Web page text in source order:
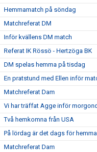
Hemmamatch på söndag
Matchreferat DM
Inför kvällens DM match
Referat IK Rössö - Hertzöga BK
DM spelas hemma på tisdag
En pratstund med Ellen inför
Matchreferat Dam
Vi har träffat Agge inför
Två hemkomna från USA
På lördag är det dags för
Matchreferat Dam